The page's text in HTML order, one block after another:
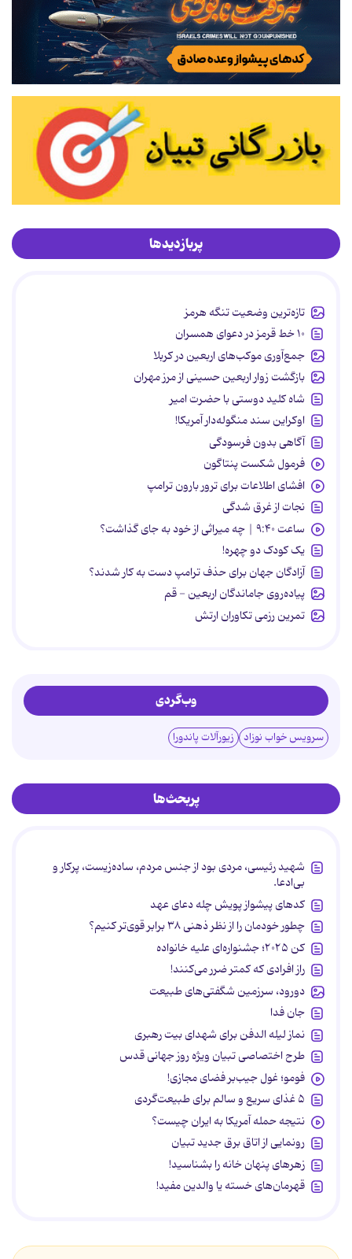
پربازدیدها
تازه‌ترین وضعیت تنگه هرمز
۱۰ خط قرمز در دعوای همسران
جمع‌آوری موکب‌های اربعین در کربلا
بازگشت زوار اربعین حسینی از مرز مهران
شاه کلید دوستی با حضرت امیر
اوکراین سند منگوله‌دار آمریکا!
آگاهی بدون فرسودگی
فرمول شکست پنتاگون
افشای اطلاعات برای ترور بارون ترامپ
نجات از غرق شدگی
ساعت ۹:۴۰ | چه میراثی از خود به جای گذاشت؟
یک کودک دو چهره!
آزادگان جهان برای حذف ترامپ دست به کار شدند؟
پیاده‌روی جاماندگان اربعین - قم
تمرین رزمی تکاوران ارتش
وب‌گردی
سرویس خواب نوزاد زیورآلات پاندورا
پربحث‌ها
شهید رئیسی، مردی بود از جنس مردم، ساده‌زیست، پرکار و
بی‌ادعا.
کدهای پیشواز پویش چله دعای عهد
چطور خودمان را از نظر ذهنی ۳۸ برابر قوی‌تر کنیم؟
کن ۲۰۲۵؛ جشنواره‌ای علیه خانواده
راز افرادی که کمتر ضرر می‌کنند!
دورود، سرزمین شگفتی‌های طبیعت
جان فدا
نماز لیله الدفن برای شهدای بیت رهبری
طرح اختصاصی تبیان ویژه روز جهانی قدس
فومو؛ غول جیب‌بر فضای مجازی!
۵ غذای سریع و سالم برای طبیعت‌گردی
نتیجه حمله آمریکا به ایران چیست؟
رونمایی از اتاق برق جدید تبیان
زهرهای پنهان خانه را بشناسید!
قهرمان‌های خسته یا والدین مفید!